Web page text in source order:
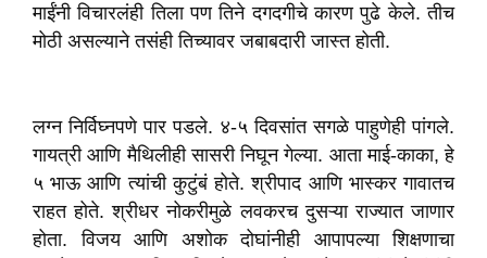
माईंनी विचारलंही तिला पण तिने दगदगीचे कारण पुढे केले. तीच
मोठी असल्याने तसंही तिच्यावर जबाबदारी जास्त होती.
लग्न निर्विघ्नपणे पार पडले. ४-५ दिवसांत सगळे पाहुणेही पांगले.
गायत्री आणि मैथिलीही सासरी निघून गेल्या. आता माई-काका, हे
५ भाऊ आणि त्यांची कुटुंबं होते. श्रीपाद आणि भास्कर गावातच
राहत होते. श्रीधर नोकरीमुळे लवकरच दुसऱ्या राज्यात जाणार
होता. विजय आणि अशोक दोघांनीही आपापल्या शिक्षणाचा